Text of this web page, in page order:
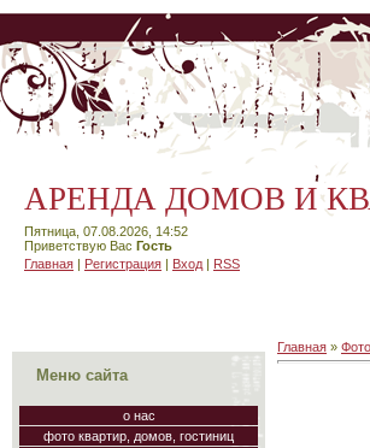
АРЕНДА ДОМОВ И
Пятница, 07.08.2026, 14:52
Приветствую Вас Гость
Главная | Регистрация | Вход | RSS
Меню сайта
о нас
фото квартир, домов, гостиниц
Главная »